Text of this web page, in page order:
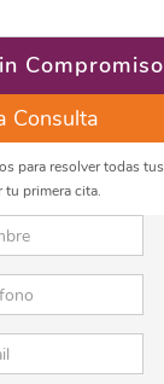
Compromiso
Consulta
para resolver todas tus
tu primera cita.